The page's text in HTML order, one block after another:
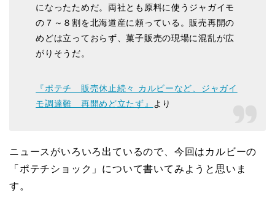
になったためだ。両社とも原料に使うジャガイモ
の７～８割を北海道産に頼っている。販売再開の
めどは立っておらず、菓子販売の現場に混乱が広
がりそうだ。
『ポテチ 販売休止続々 カルビーなど、ジャガイ
モ調達難 再開めど立たず』
より
ニュースがいろいろ出ているので、今回はカルビーの
「ポテチショック」について書いてみようと思いま
す。